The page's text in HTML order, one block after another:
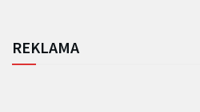
REKLAMA